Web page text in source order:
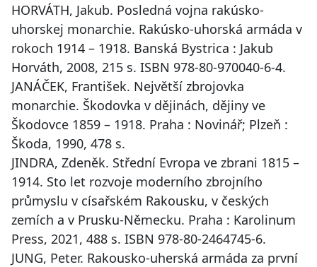
HORVÁTH, Jakub. Posledná vojna rakúsko-
uhorskej monarchie. Rakúsko-uhorská armáda v
rokoch 1914 – 1918. Banská Bystrica : Jakub
Horváth, 2008, 215 s. ISBN 978-80-970040-6-4.
JANÁČEK, František. Největší zbrojovka
monarchie. Škodovka v dějinách, dějiny ve
Škodovce 1859 – 1918. Praha : Novinář; Plzeň :
Škoda, 1990, 478 s.
JINDRA, Zdeněk. Střední Evropa ve zbrani 1815 –
1914. Sto let rozvoje moderního zbrojního
průmyslu v císařském Rakousku, v českých
zemích a v Prusku-Německu. Praha : Karolinum
Press, 2021, 488 s. ISBN 978-80-2464745-6.
JUNG, Peter. Rakousko-uherská armáda za první